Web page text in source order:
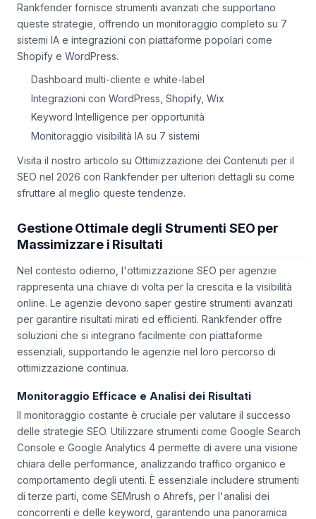
Rankfender fornisce strumenti avanzati che supportano
queste strategie, offrendo un monitoraggio completo su 7
sistemi IA e integrazioni con piattaforme popolari come
Shopify e WordPress.
Dashboard multi-cliente e white-label
Integrazioni con WordPress, Shopify, Wix
Keyword Intelligence per opportunità
Monitoraggio visibilità IA su 7 sistemi
Visita il nostro articolo su Ottimizzazione dei Contenuti per il
SEO nel 2026 con Rankfender per ulteriori dettagli su come
sfruttare al meglio queste tendenze.
Gestione Ottimale degli Strumenti SEO per
Massimizzare i Risultati
Nel contesto odierno, l'ottimizzazione SEO per agenzie
rappresenta una chiave di volta per la crescita e la visibilità
online. Le agenzie devono saper gestire strumenti avanzati
per garantire risultati mirati ed efficienti. Rankfender offre
soluzioni che si integrano facilmente con piattaforme
essenziali, supportando le agenzie nel loro percorso di
ottimizzazione continua.
Monitoraggio Efficace e Analisi dei Risultati
Il monitoraggio costante è cruciale per valutare il successo
delle strategie SEO. Utilizzare strumenti come Google Search
Console e Google Analytics 4 permette di avere una visione
chiara delle performance, analizzando traffico organico e
comportamento degli utenti. È essenziale includere strumenti
di terze parti, come SEMrush o Ahrefs, per l'analisi dei
concorrenti e delle keyword, garantendo una panoramica